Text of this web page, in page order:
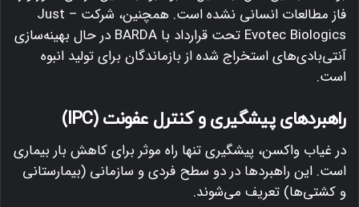
فاز مطالعات انسانی نشده است.
همچنین، شرکت Just –
Evotec Biologics تحت قرارداد با BARDA در حال بهینه‌سازی
آنتی‌بادی‌های استخراج شده از بازماندگان برای تولید انبوه
است.
راهبردهای پیشگیری و کنترل عفونت (IPC)
در غیاب واکسن، پیشگیری تنها راه موثر برای کاهش بار بیماری
است. این راهبردها در دو سطح فردی و سازمانی (بیمارستانی
و کشتی‌ها) تعریف می‌شوند.